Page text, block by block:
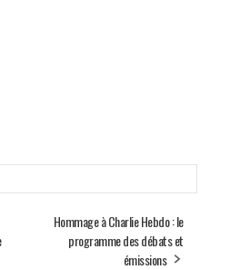
Hommage à Charlie Hebdo : le
programme des débats et
émissions